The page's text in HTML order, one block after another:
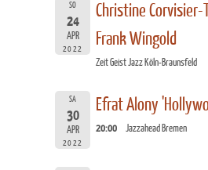
SO
24
APR
2022
Christine Corvisier-
Frank Wingold
Zeit Geist Jazz Köln-Braunsfeld
SA
30
APR
2022
Efrat Alony
20:00 Jazzahead Bremen